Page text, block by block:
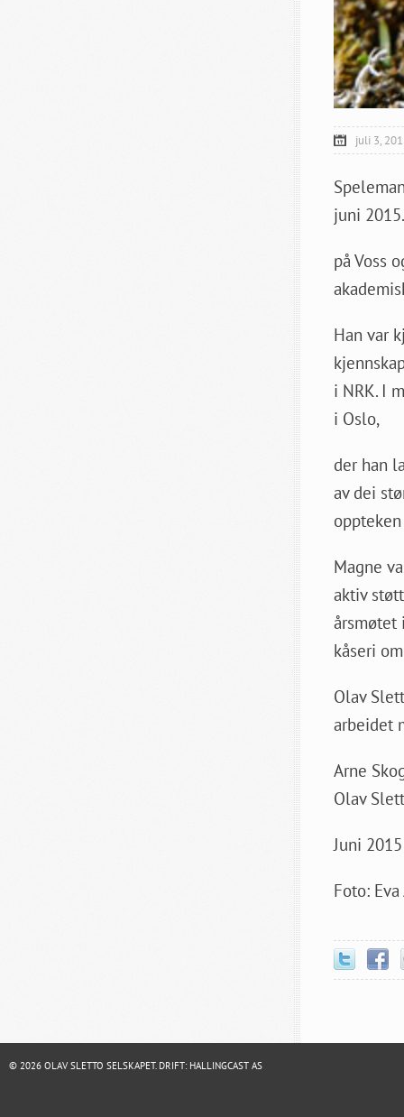
juli 3,
juni
på Voss
Han var
i NRK. I
i Oslo,
der han
av dei
Magne
aktiv
årsmøtet
kåseri
Olav
arbeidet
Arne
Olav
Juni 2015
Foto:
© 2026 OLAV SLETTO SELSKAPET. DRIFT: HALLINGCAST AS